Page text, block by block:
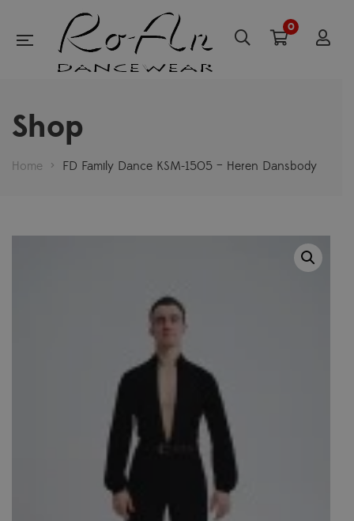
0
Shop
Home > FD Family Dance KSM-1505 – Heren Dansbody